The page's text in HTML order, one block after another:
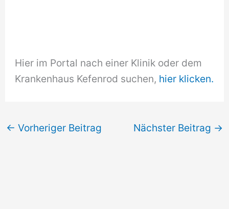
Hier im Portal nach einer Klinik oder dem
Krankenhaus Kefenrod suchen, hier klicken.
← Vorheriger Beitrag Nächster Beitrag →